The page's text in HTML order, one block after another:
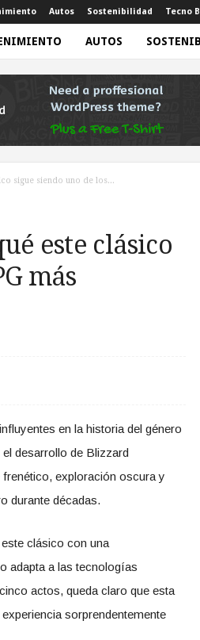
Autos Sostenibilidad Tecno
AUTOS
sigue siendo uno de los...
este clásico
más
en la historia del género
desarrollo de Blizzard
exploración oscura y
durante décadas.
clásico con una
adapta a las tecnologías
actos, queda claro que esta
sorprendentemente